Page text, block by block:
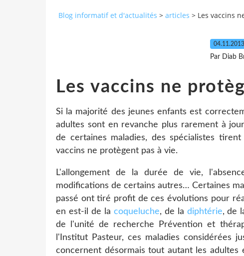
Blog informatif et d'actualités > articles > Les vaccins
04.11.2013
Par Diab
Les vaccins ne
Si la majorité des jeunes enfants est
adultes sont en revanche plus rarement à
de certaines maladies, des spécialistes
vaccins ne protègent pas à vie.
L'allongement de la durée de vie,
modifications de certains autres… Certaines
passé ont tiré profit de ces évolutions pour
en est-il de la coqueluche, de la diphtérie, de
de l'unité de recherche Prévention et
l'Institut Pasteur, ces maladies considérées
concernent désormais tout autant les